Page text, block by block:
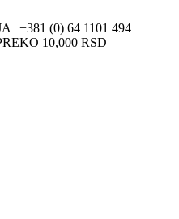
| +381 (0) 64 1101 494
10,000 RSD